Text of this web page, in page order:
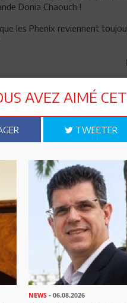
Donia Chaouch !
les Phenix reviennent
LE AVEC VOS AMIS !
ABONNEZ-VOUS
ARTICLE
Commenter
AVEZ AIMÉ
TWEETER
NEWS - 06.08.2026